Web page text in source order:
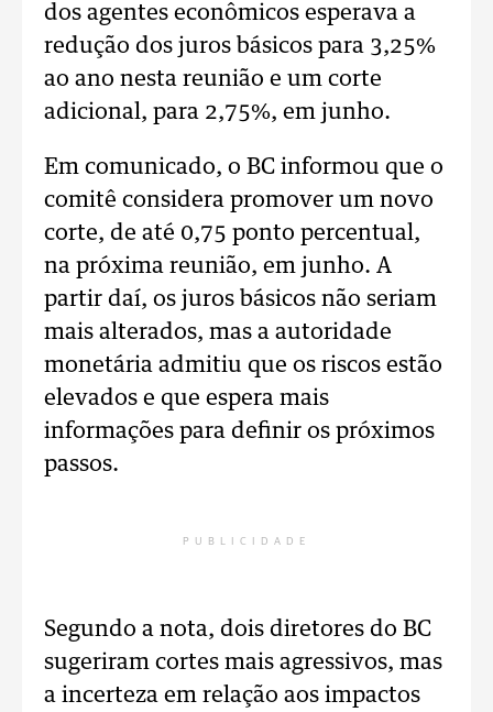
dos agentes econômicos esperava a
redução dos juros básicos para 3,25%
ao ano nesta reunião e um corte
adicional, para 2,75%, em junho.
Em comunicado, o BC informou que o
comitê considera promover um novo
corte, de até 0,75 ponto percentual,
na próxima reunião, em junho. A
partir daí, os juros básicos não seriam
mais alterados, mas a autoridade
monetária admitiu que os riscos estão
elevados e que espera mais
informações para definir os próximos
passos.
PUBLICIDADE
Segundo a nota, dois diretores do BC
sugeriram cortes mais agressivos, mas
a incerteza em relação aos impactos